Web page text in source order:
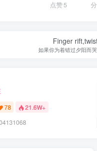
点赞5
Finger
如果你为着错过夕阳而
78 21.6W+